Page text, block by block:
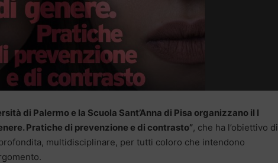
di Palermo e la Scuola Sant’Anna di Pisa organizzano il I
Pratiche di prevenzione e di contrasto”, che ha l’obiettivo di
multidisciplinare, per tutti coloro che intendono